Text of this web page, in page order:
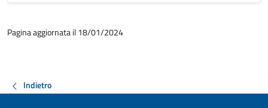
Pagina aggiornata il 18/01/2024
Indietro